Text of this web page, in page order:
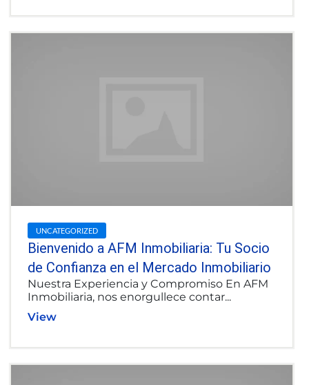
UNCATEGORIZED
Bienvenido a AFM Inmobiliaria: Tu Socio
de Confianza en el Mercado Inmobiliario
Nuestra Experiencia y Compromiso En AFM
Inmobiliaria, nos enorgullece contar...
View